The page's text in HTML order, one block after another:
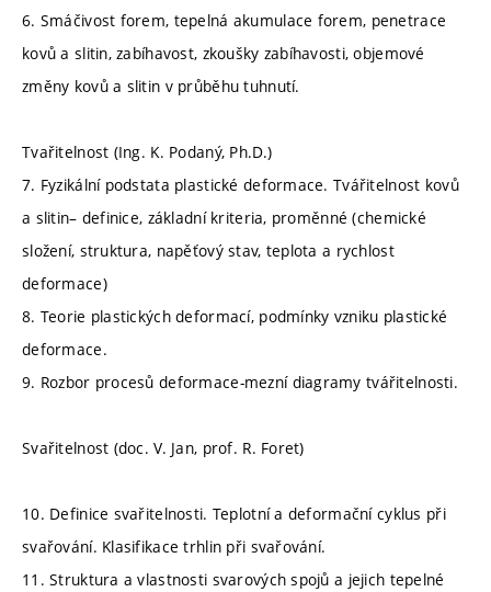
6. Smáčivost forem, tepelná akumulace forem, penetrace
kovů a slitin, zabíhavost, zkoušky zabíhavosti, objemové
změny kovů a slitin v průběhu tuhnutí.
Tvařitelnost (Ing. K. Podaný, Ph.D.)
7. Fyzikální podstata plastické deformace. Tvářitelnost kovů
a slitin– definice, základní kriteria, proměnné (chemické
složení, struktura, napěťový stav, teplota a rychlost
deformace)
8. Teorie plastických deformací, podmínky vzniku plastické
deformace.
9. Rozbor procesů deformace-mezní diagramy tvářitelnosti.
Svařitelnost (doc. V. Jan, prof. R. Foret)
10. Definice svařitelnosti. Teplotní a deformační cyklus při
svařování. Klasifikace trhlin při svařování.
11. Struktura a vlastnosti svarových spojů a jejich tepelné